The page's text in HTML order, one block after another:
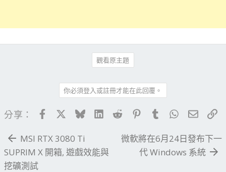
觀看原主題
你必須登入或註冊才能在此回覆。
分享： FacebookBlueskyLinkedIn
Reddit PinterestTumblrWhatsApp
電子
MSI RTX 3080 Ti
SUPRIM X 開箱, 遊戲效能與
挖礦測試
微軟將在6月24日發布下一
代 Windows 系統